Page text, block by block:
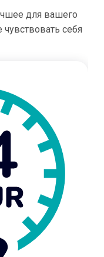
для вашего
себя